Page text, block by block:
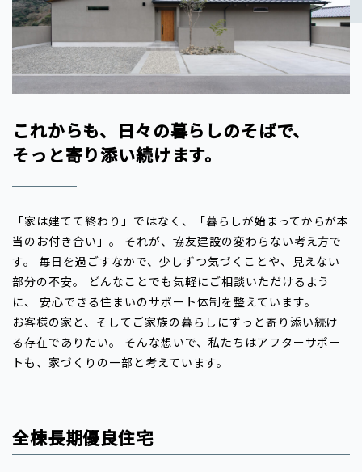
これからも、日々の暮らしのそばで、
そっと寄り添い続けます。
「家は建てて終わり」ではなく、「暮らしが始まってからが本
当のお付き合い」。
それが、協友建設の変わらない考え方で
す。
毎日を過ごすなかで、少しずつ気づくことや、見えない
部分の不安。
どんなことでも気軽にご相談いただけるよう
に、
安心できる住まいのサポート体制を整えています。
お客様の家と、そしてご家族の暮らしにずっと寄り添い続け
る存在でありたい。
そんな想いで、私たちはアフターサポー
トも、家づくりの一部と考えています。
全棟長期優良住宅